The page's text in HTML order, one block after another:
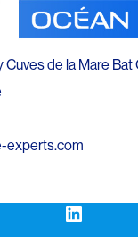
de la Mare Bat
experts.com
LinkedIn